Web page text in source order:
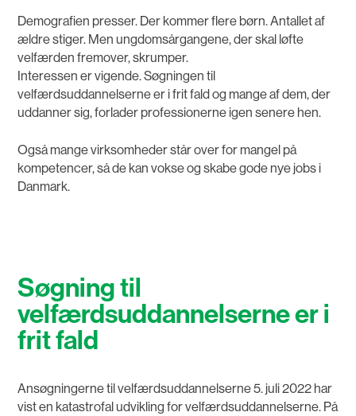
Demografien presser. Der kommer flere børn. Antallet af
ældre stiger. Men ungdomsårgangene, der skal løfte
velfærden fremover, skrumper.
Interessen er vigende. Søgningen til
velfærdsuddannelserne er i frit fald og mange af dem, der
uddanner sig, forlader professionerne igen senere hen.
Også mange virksomheder står over for mangel på
kompetencer, så de kan vokse og skabe gode nye jobs i
Danmark.
Søgning til
velfærdsuddannelserne er i
frit fald
Ansøgningerne til velfærdsuddannelserne 5. juli 2022 har
vist en katastrofal udvikling for velfærdsuddannelserne. På